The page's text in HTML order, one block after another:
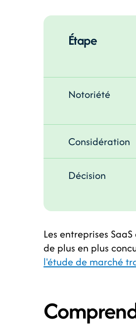
Étape
Notoriété
Considération
Décision
Les entreprises
de plus en plus
l'étude de marché